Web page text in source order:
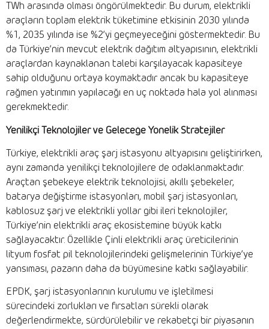
TWh arasında olması öngörülmektedir. Bu durum, elektrikli
araçların toplam elektrik tüketimine etkisinin 2030 yılında
%1, 2035 yılında ise %2’yi geçmeyeceğini göstermektedir. Bu
da Türkiye’nin mevcut elektrik dağıtım altyapısının, elektrikli
araçlardan kaynaklanan talebi karşılayacak kapasiteye
sahip olduğunu ortaya koymaktadır ancak bu kapasiteye
rağmen yatırımın yapılacağı en uç noktada hala yol alınması
gerekmektedir.
Yenilikçi Teknolojiler ve Geleceğe Yönelik Stratejiler
Türkiye, elektrikli araç şarj istasyonu altyapısını geliştirirken,
aynı zamanda yenilikçi teknolojilere de odaklanmaktadır.
Araçtan şebekeye elektrik teknolojisi, akıllı şebekeler,
batarya değiştirme istasyonları, mobil şarj istasyonları,
kablosuz şarj ve elektrikli yollar gibi ileri teknolojiler,
Türkiye’nin elektrikli araç ekosistemine büyük katkı
sağlayacaktır. Özellikle Çinli elektrikli araç üreticilerinin
lityum fosfat pil teknolojilerindeki gelişmelerinin Türkiye’ye
yansıması, pazarın daha da büyümesine katkı sağlayabilir.
EPDK, şarj istasyonlarının kurulumu ve işletilmesi
sürecindeki zorlukları ve fırsatları sürekli olarak
değerlendirmekte, sürdürülebilir ve rekabetçi bir piyasanın